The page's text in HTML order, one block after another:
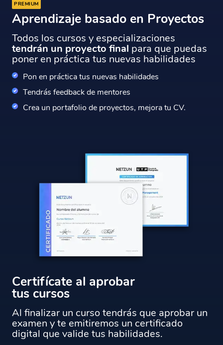
PREMIUM
Aprendizaje basado en Proyectos
Todos los cursos y especializaciones
tendrán un proyecto final para que puedas
poner en práctica tus nuevas habilidades
Pon en práctica tus nuevas habilidades
Tendrás feedback de mentores
Crea un portafolio de proyectos, mejora tu CV.
Certifícate al aprobar
tus cursos
Al finalizar un curso tendrás que aprobar un
examen y te emitiremos un certificado
digital que valide tus habilidades.